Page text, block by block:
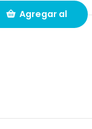
Agregar al